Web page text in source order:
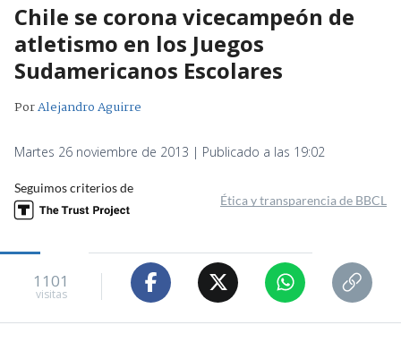
Chile se corona vicecampeón de
atletismo en los Juegos
Sudamericanos Escolares
PorAlejandro Aguirre
Martes 26 noviembre de 2013 | Publicado a las 19:02
Seguimos criterios de
Ética y transparencia de BBCL
1101
visitas